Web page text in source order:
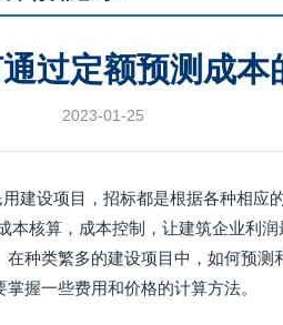
过定额预测成本
2023-01-25
建设项目，招标都是根据各种相应
核算，成本控制，让建筑企业利
种类繁多的建设项目中，如何预
握一些费用和价格的计算方法。